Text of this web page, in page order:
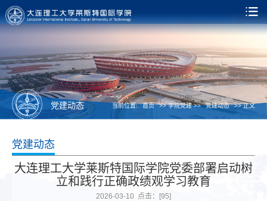
党建动态 当前位置: 首页 >> 学院党建 >> 党建动态 >> 正文
党建动态
大连理工大学莱斯特国际学院党委部署启动树
立和践行正确政绩观学习教育
2026-03-10 点击：[95]